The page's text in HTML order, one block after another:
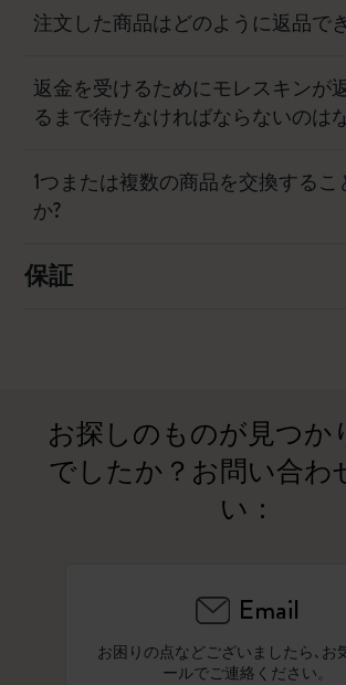
注文した商品はどのように返品で
返金を受けるためにモレスキンが
るまで待たなければならないのは
1つまたは複数の商品を交換する
か?
保証
お探しのものが見つか
でしたか？お問い合わ
い：
Email
お困りの点などございましたら､お
ールでご連絡ください。